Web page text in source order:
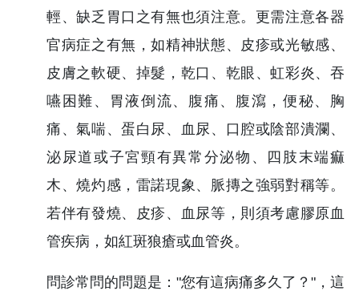
輕、缺乏胃口之有無也須注意。更需注意各器
官病症之有無，如精神狀態、皮疹或光敏感、
皮膚之軟硬、掉髮，乾口、乾眼、虹彩炎、吞
嚥困難、胃液倒流、腹痛、腹瀉，便秘、胸
痛、氣喘、蛋白尿、血尿、口腔或陰部潰瀾、
泌尿道或子宮頸有異常分泌物、四肢末端痲
木、燒灼感，雷諾現象、脈摶之強弱對稱等。
若伴有發燒、皮疹、血尿等，則須考慮膠原血
管疾病，如紅斑狼瘡或血管炎。
問診常問的問題是："您有這病痛多久了？"，這